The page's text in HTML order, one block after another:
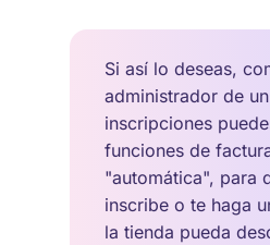
Si así lo deseas,
administrador de
inscripciones
funciones de
"automática", para
inscribe o te haga
la tienda pueda